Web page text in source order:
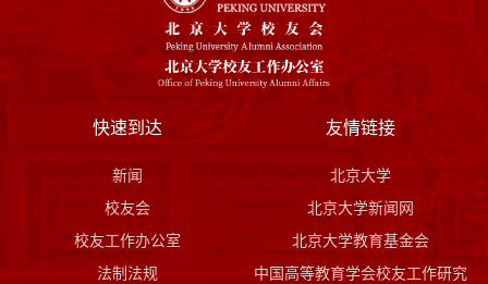
快速到达
新闻
校友会
校友工作办公室
法制法规
友情链接
北京大学
北京大学新闻网
北京大学教育基金会
中国高等教育学会校友工作研究